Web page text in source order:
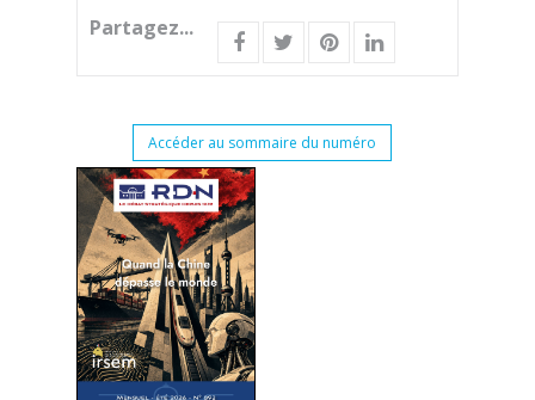
Partagez...
Accéder au sommaire du numéro